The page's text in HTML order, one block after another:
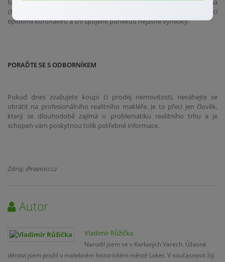
faktorem, který trh s nemovitostmi dozajista ovlivní, bude obecná
chuť či nechuť společnosti investovat s ohledem na stále probíhající
epidemii koronaviru a sní spojené poněkud nejasné vyhlídky.
PORAĎTE SE S ODBORNÍKEM
Pokud dnes zvažujete koupi či prodej nemovitosti, neváhejte se
obrátit na profesionálního realitního makléře. Je to přeci jen člověk,
který se dlouhodobě zajímá o problematiku realitního trhu a je
schopen vám poskytnou tolik potřebné informace.
Zdroj: iPravnici.cz
Autor
Vladimír Růžička
Narodil jsem se v Karlových Varech. Úžasné
dětství jsem prožil v malebném historickém městě Loket. V současnosti žiji